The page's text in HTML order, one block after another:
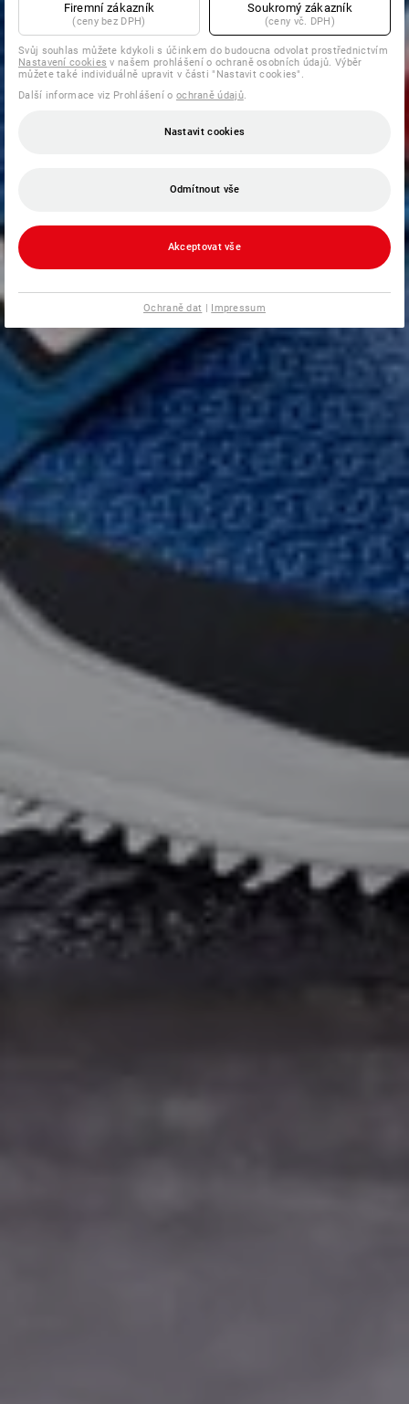
Firemní zákazník
(ceny bez DPH)
Soukromý zákazník
(ceny vč. DPH)
Svůj souhlas můžete kdykoli s účinkem do budoucna odvolat prostřednictvím
Nastavení cookies v našem prohlášení o ochraně osobních údajů. Výběr
můžete také individuálně upravit v části "Nastavit cookies".
Další informace viz Prohlášení o ochraně údajů.
Nastavit cookies
Odmítnout vše
Akceptovat vše
Ochraně dat | Impressum